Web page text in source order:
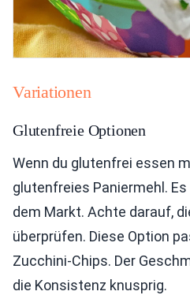
Variationen
Glutenfreie Optionen
Wenn du glutenfrei essen
glutenfreies Paniermehl.
dem Markt. Achte darauf,
überprüfen. Diese Option
Zucchini-Chips. Der
die Konsistenz knusprig.